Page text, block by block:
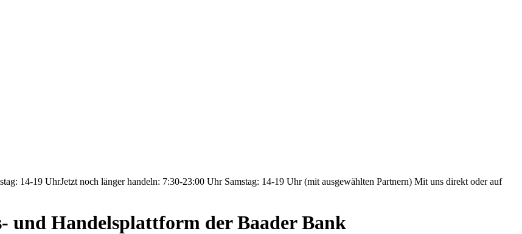
14-19 UhrJetzt noch länger handeln: 7:30-23:00 Uhr Samstag: 14-19 Uhr (mit ausgewählten Partnern) Mit uns direkt oder auf
und Handelsplattform der Baader Bank